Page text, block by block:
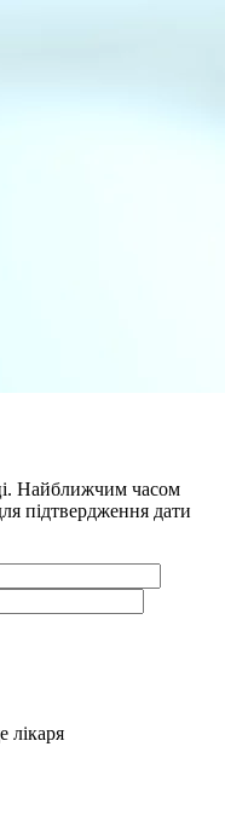
Найближчим часом
пiдтвердження дати
лікаря